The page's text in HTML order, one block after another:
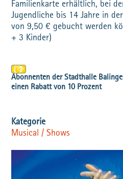
Familienkarte erhältlich, bei
Jugendliche bis 14 Jahre in
von 9,50 € gebucht werden
+ 3 Kinder)
Musical / Shows